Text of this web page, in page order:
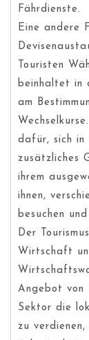
Fährdienste.
Eine andere
Touristen
beinhaltet in
am
dafür, sich in
zusätzliches
ihrem
ihnen,
besuchen
Der
Wirtschaft
Angebot von
Sektor die
zu verdienen,